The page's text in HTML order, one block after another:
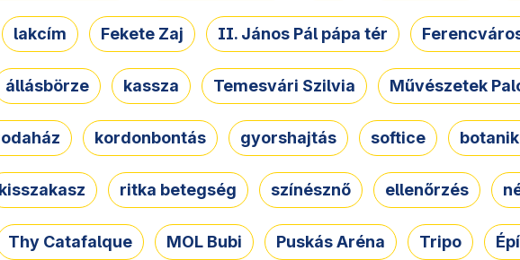
lakcím Fekete Zaj II. János Pál pápa tér
állásbörze kassza Temesvári Szilvia Művészetek
kordonbontás gyorshajtás softice
kisszakasz ritka betegség színésznő ellenőrzés
Thy Catafalque MOL Bubi Puskás Aréna Tripo